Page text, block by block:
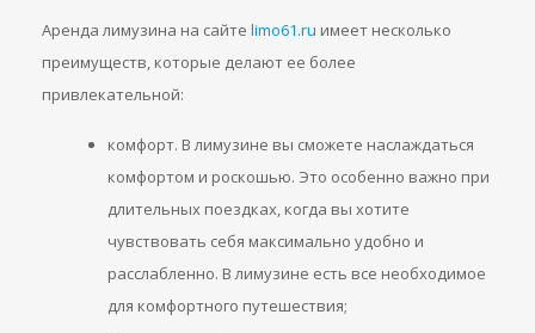
Аренда лимузина на сайте limo61.ru имеет несколько
преимуществ, которые делают ее более
привлекательной:
комфорт. В лимузине вы сможете наслаждаться
комфортом и роскошью. Это особенно важно при
длительных поездках, когда вы хотите
чувствовать себя максимально удобно и
расслабленно. В лимузине есть все необходимое
для комфортного путешествия;